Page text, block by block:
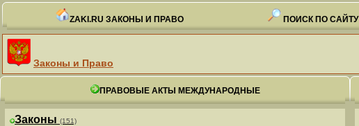
ZAKI.RU ЗАКОНЫ И ПРАВО ПОИСК ПО САЙТУ
Законы и Право
ПРАВОВЫЕ АКТЫ МЕЖДУНАРОДНЫЕ
Законы (151)